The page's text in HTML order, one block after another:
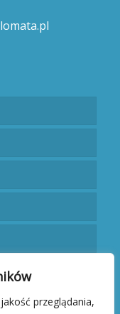
przeglądania,